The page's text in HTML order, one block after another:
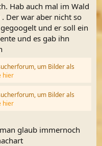
Hab auch mal im Wald
Der war aber nicht so
und er soll ein
und es gab ihn
um Bilder als
hier
um Bilder als
hier
glaub immernoch